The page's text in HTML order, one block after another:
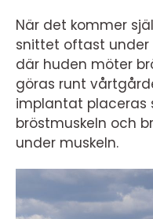
När det kommer
snittet oftast
där huden möter
göras runt
implantat placeras
bröstmuskeln och
under muskeln.